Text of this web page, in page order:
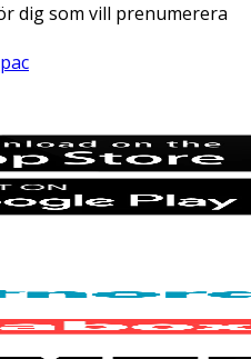
dig som vill prenumerera